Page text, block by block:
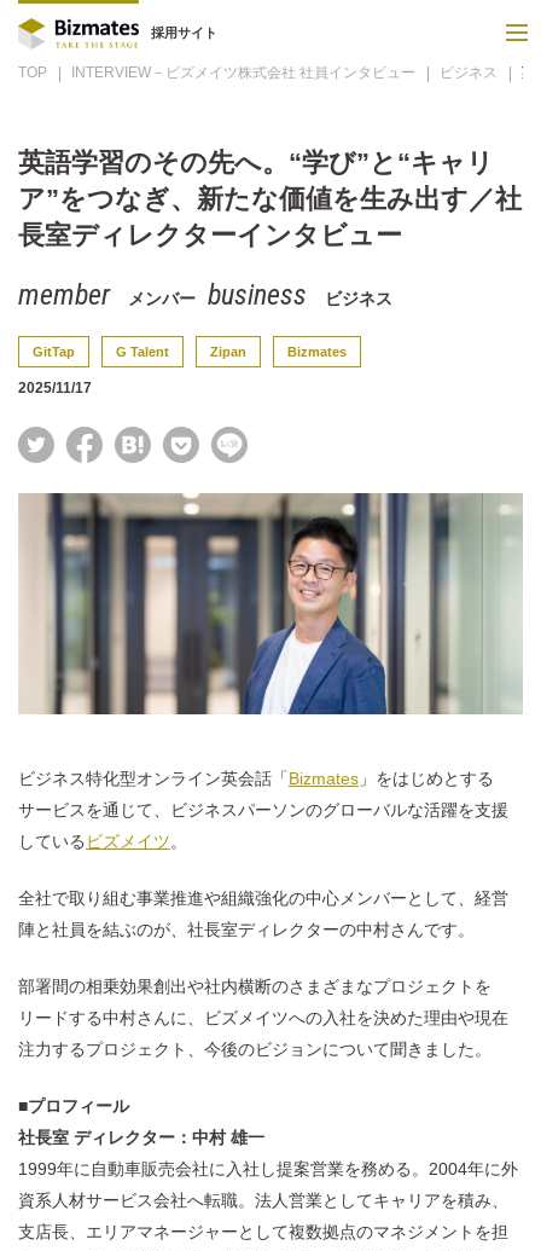
採用サイト
TOP INTERVIEW－ビズメイツ株式会社 社員インタビュー ビジネス 英
英語学習のその先へ。“学び”と“キャリ
ア”をつなぎ、新たな価値を生み出す／社
長室ディレクターインタビュー
メンバー ビジネス
GitTap G Talent Zipan Bizmates
2025/11/17
ビジネス特化型オンライン英会話「Bizmates 」をはじめとする
サービスを通じて、ビジネスパーソンのグローバルな活躍を支援
している ビズメイツ。
全社で取り組む事業推進や組織強化の中心メンバーとして、経営
陣と社員を結ぶのが、社長室ディレクターの中村さんです。
部署間の相乗効果創出や社内横断のさまざまなプロジェクトを
リードする中村さんに、ビズメイツへの入社を決めた理由や現在
注力するプロジェクト、今後のビジョンについて聞きました。
■プロフィール
社長室 ディレクター：中村 雄一
1999年に自動車販売会社に入社し提案営業を務める。2004年に外
資系人材サービス会社へ転職。法人営業としてキャリアを積み、
支店長、エリアマネージャーとして複数拠点のマネジメントを担